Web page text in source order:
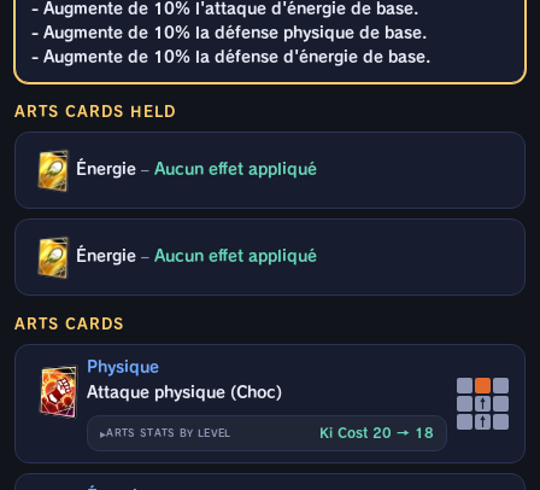
- Augmente de 10% l'attaque d'énergie de base.
- Augmente de 10% la défense physique de base.
- Augmente de 10% la défense d'énergie de base.
ARTS CARDS HELD
Énergie – Aucun effet appliqué
Énergie – Aucun effet appliqué
ARTS CARDS
Physique
Attaque physique (Choc)
ARTS STATS BY LEVEL Ki Cost 20 → 18
↑
↑